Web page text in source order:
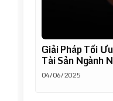
Giải Pháp Tối
Tài Sản Ngành
04/06/2025